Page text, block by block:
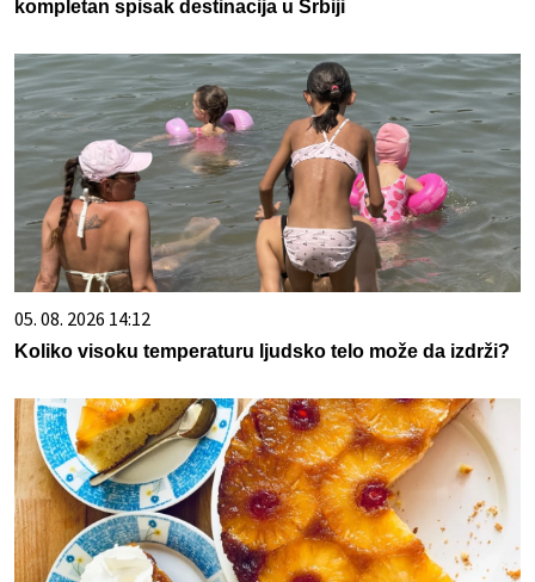
kompletan spisak destinacija u Srbiji
05. 08. 2026 14:12
Koliko visoku temperaturu ljudsko telo može da izdrži?